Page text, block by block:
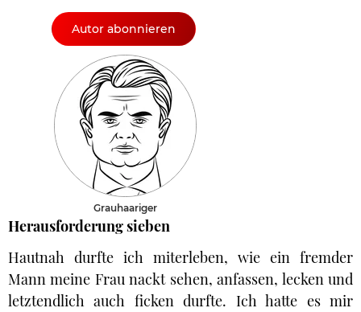
Autor abonnieren
Grauhaariger
Herausforderung sieben
Hautnah durfte ich miterleben, wie ein fremder
Mann meine Frau nackt sehen, anfassen, lecken und
letztendlich auch ficken durfte. Ich hatte es mir